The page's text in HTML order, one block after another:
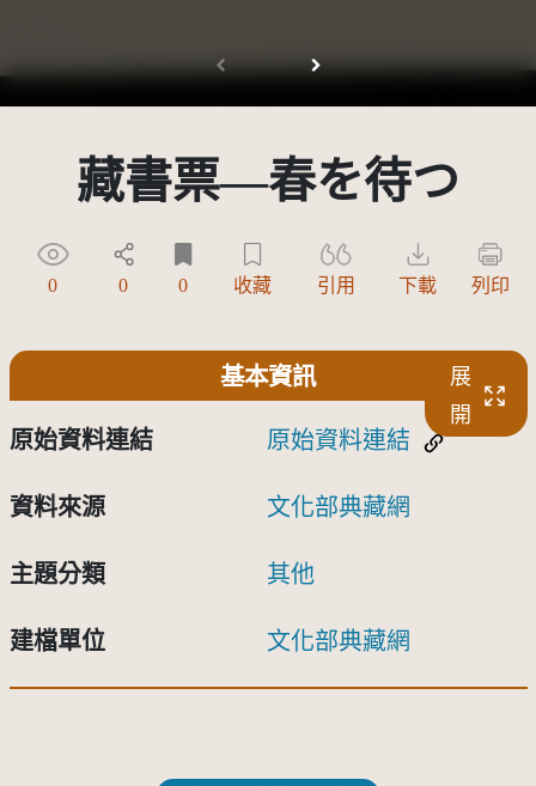
藏書票—春を待つ
0 0 0 收藏 引用 下載 列印
基本資訊
展
開
原始資料連結 原始資料連結
資料來源 文化部典藏網
主題分類 其他
建檔單位 文化部典藏網